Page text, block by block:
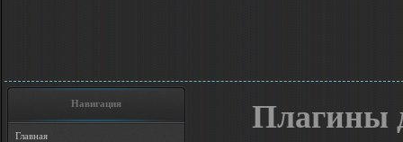
Навигация
Главная
Плагины